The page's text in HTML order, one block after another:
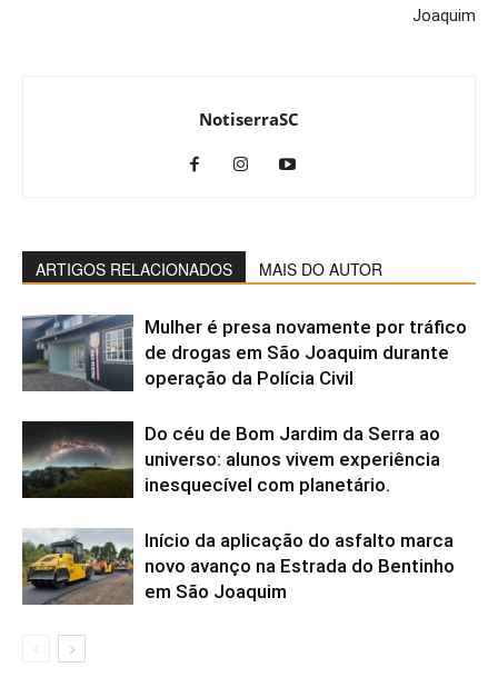
Joaquim
NotiserraSC
ARTIGOS RELACIONADOS MAIS DO AUTOR
Mulher é presa novamente por tráfico
de drogas em São Joaquim durante
operação da Polícia Civil
Do céu de Bom Jardim da Serra ao
universo: alunos vivem experiência
inesquecível com planetário.
Início da aplicação do asfalto marca
novo avanço na Estrada do Bentinho
em São Joaquim